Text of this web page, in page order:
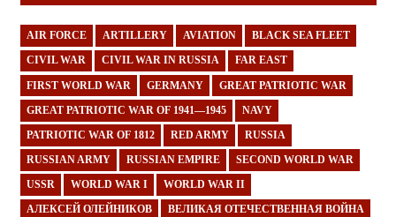
AIR FORCE ARTILLERY AVIATION BLACK SEA FLEET
CIVIL WAR CIVIL WAR IN RUSSIA FAR EAST
FIRST WORLD WAR GERMANY GREAT PATRIOTIC WAR
GREAT PATRIOTIC WAR OF 1941—1945 NAVY
PATRIOTIC WAR OF 1812 RED ARMY RUSSIA
RUSSIAN ARMY RUSSIAN EMPIRE SECOND WORLD WAR
USSR WORLD WAR I WORLD WAR II
АЛЕКСЕЙ ОЛЕЙНИКОВ ВЕЛИКАЯ ОТЕЧЕСТВЕННАЯ ВОЙНА